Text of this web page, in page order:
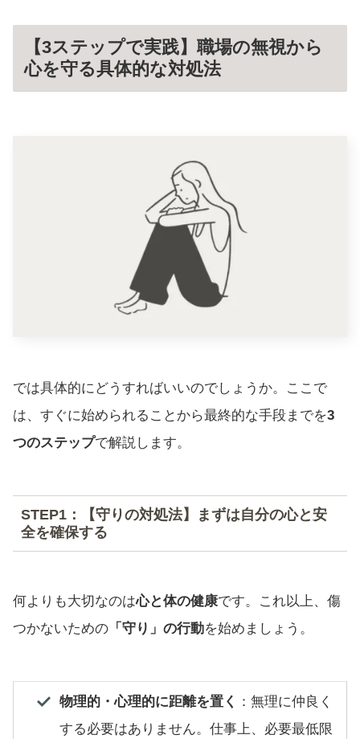
【3ステップで実践】職場の無視から
心を守る具体的な対処法
では具体的にどうすればいいのでしょうか。ここで
は、すぐに始められることから最終的な手段までを3
つのステップで解説します。
STEP1：【守りの対処法】まずは自分の心と安
全を確保する
何よりも大切なのは心と体の健康です。これ以上、傷
つかないための 「守り」の行動を始めましょう。
物理的・心理的に距離を置く
：無理に仲良く
する必要はありません。仕事上、必要最低限